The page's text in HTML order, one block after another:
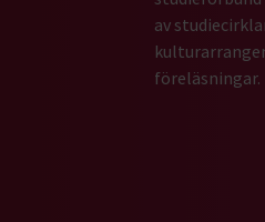
av
föreläsningar.